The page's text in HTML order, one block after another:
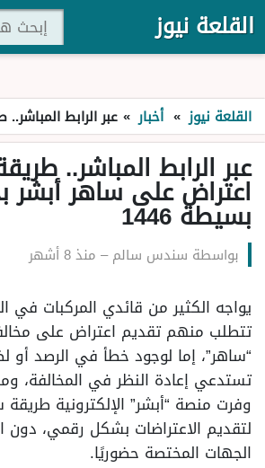
القلعة نيوز
القلعة نيوز » أخبار » عبر الرابط المباشر.. طريقة تقديم
عبر الرابط المباشر..
اعتراض على ساهر أبشر
بسيطة 1446
بواسطة سندس سالم– منذ 8 أشهر
يواجه الكثير من قائدي المركبات في
تتطلب منهم تقديم اعتراض على
“ساهر”، إما لوجود خطأ في الرصد أو
تستدعي إعادة النظر في المخالفة،
وفرت منصة “أبشر” الإلكترونية
لتقديم الاعتراضات بشكل رقمي، دون
الجهات المختصة حضوريًا.